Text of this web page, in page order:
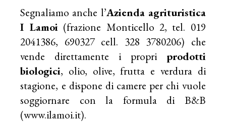
Segnaliamo anche l’Azienda agrituristica
I Lamoi(frazione Monticello 2, tel. 019
2041386, 690327 cell. 328 3780206) che
vende direttamente i propri prodotti
biologici, olio, olive, frutta e verdura di
stagione, e dispone di camere per chi vuole
soggiornare con la formula di B&B
(www.ilamoi.it).